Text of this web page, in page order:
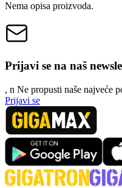
Nema opisa proizvoda.
Prijavi se na naš
, n Ne propusti naše najveće
Prijavi se